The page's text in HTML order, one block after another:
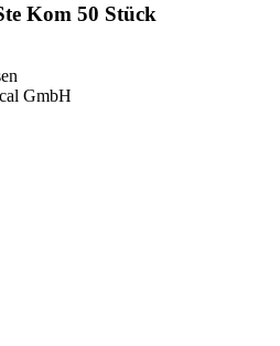
Kom 50 Stück
GmbH